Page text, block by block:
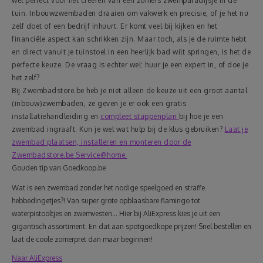
tuin. Inbouwzwembaden draaien om vakwerk en precisie, of je het nu
zelf doet of een bedrijf inhuurt. Er komt veel bij kijken en het
financiële aspect kan schrikken zijn. Maar toch, als je de ruimte hebt
en direct vanuit je tuinstoel in een heerlijk bad wilt springen, is het de
perfecte keuze. De vraag is echter wel: huur je een expert in, of doe je
het zelf?
Bij Zwembadstore.be heb je niet alleen de keuze uit een groot aantal
(inbouw)zwembaden, ze geven je er ook een gratis
installatiehandleiding en compleet stappenplan bij hoe je een
zwembad ingraaft. Kun je wel wat hulp bij de klus gebruiken? Laat je
zwembad plaatsen, installeren en monteren door de
Zwembadstore.be Service@home.
Gouden tip van Goedkoop.be
Wat is een zwembad zonder het nodige speelgoed en straffe
hebbedingetjes?! Van super grote opblaasbare flamingo tot
waterpistooltjes en zwemvesten… Hier bij AliExpress kies je uit een
gigantisch assortiment. En dat aan spotgoedkope prijzen! Snel bestellen en
laat de coole zomerpret dan maar beginnen!
Naar AliExpress